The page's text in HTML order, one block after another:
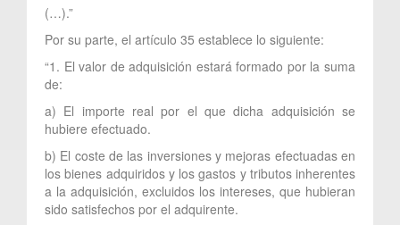
(…).”
Por su parte, el artículo 35 establece lo siguiente:
“1. El valor de adquisición estará formado por la suma
de:
a) El importe real por el que dicha adquisición se
hubiere efectuado.
b) El coste de las inversiones y mejoras efectuadas en
los bienes adquiridos y los gastos y tributos inherentes
a la adquisición, excluidos los intereses, que hubieran
sido satisfechos por el adquirente.